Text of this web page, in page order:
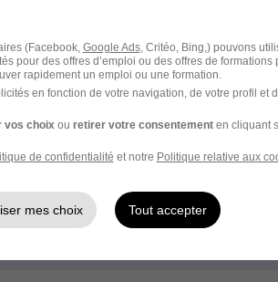
depuis le 27/05/26
(Facebook, Google Ads, Critéo, Bing,) pouvons
pour des offres d’emploi ou des offres de formations
rapidement un emploi ou une formation.
en fonction de votre navigation, de votre profil et
vos choixou retirer votre consentementen cliquant
de confidentialité et notre Politique relative aux
mes choix Tout accepter